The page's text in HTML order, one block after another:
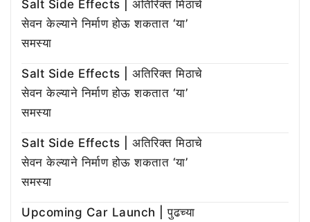
Salt Side Effects | अतिरिक्त मिठाचे
सेवन केल्याने निर्माण होऊ शकतात ‘या’
समस्या
Salt Side Effects | अतिरिक्त मिठाचे
सेवन केल्याने निर्माण होऊ शकतात ‘या’
समस्या
Salt Side Effects | अतिरिक्त मिठाचे
सेवन केल्याने निर्माण होऊ शकतात ‘या’
समस्या
Upcoming Car Launch | पुढच्या